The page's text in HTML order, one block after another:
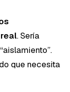
. Sería
que necesita